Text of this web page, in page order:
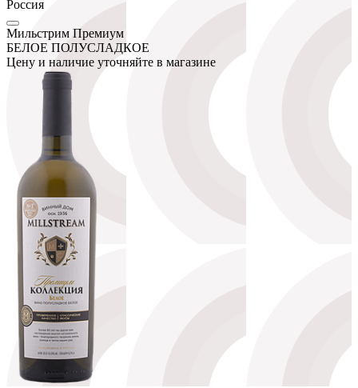
Россия
Мильстрим Премиум
БЕЛОЕ ПОЛУСЛАДКОЕ
Цену и наличие уточняйте в магазине